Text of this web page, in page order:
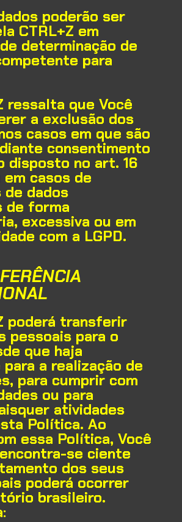
poderão ser
CTRL+Z em
determinação de
para
ressalta que Você
a exclusão dos
casos em que são
consentimento
disposto no art. 16
em casos de
dados
de forma
excessiva ou em
com a LGPD.
poderá transferir
pessoais para o
que haja
a realização de
para cumprir com
ou para
atividades
Política. Ao
essa Política, Você
se ciente
dos seus
poderá ocorrer
brasileiro.